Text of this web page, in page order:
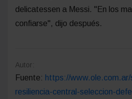
delicatessen a Messi. "En los
confiarse", dijo después.
Autor:
Fuente: https://www.ole.com.ar/
resiliencia-central-seleccion-